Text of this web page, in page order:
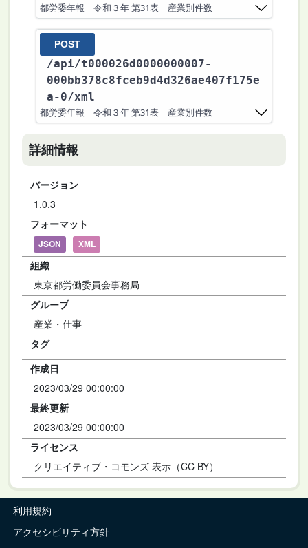
都労委年報 令和３年 第31表 産業別件数
POST
/api/t000026d0000000007-
000bb378c8fceb9d4d326ae407f175e
a-0/xml
都労委年報 令和３年 第31表 産業別件数
詳細情報
バージョン
1.0.3
フォーマット
JSON XML
組織
東京都労働委員会事務局
グループ
産業・仕事
タグ
作成日
2023/03/29 00:00:00
最終更新
2023/03/29 00:00:00
ライセンス
クリエイティブ・コモンズ 表示（CC BY）
利用規約
アクセシビリティ方針